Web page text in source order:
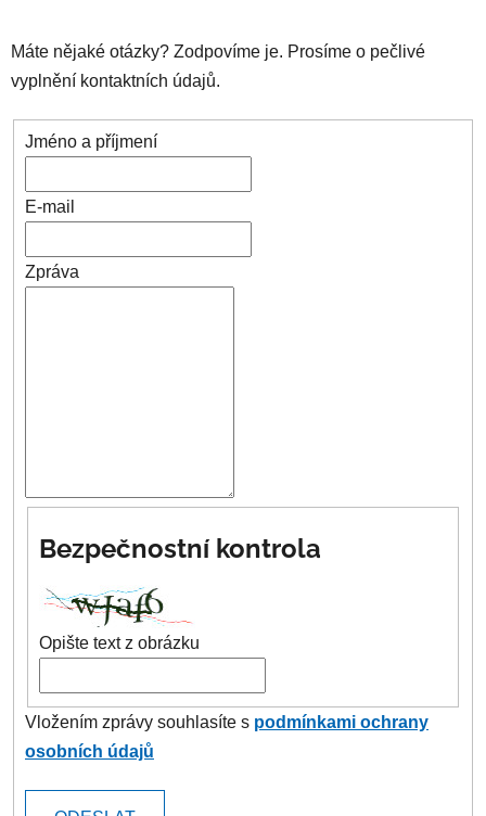
Máte nějaké otázky? Zodpovíme je. Prosíme o pečlivé
vyplnění kontaktních údajů.
Jméno a příjmení
E-mail
Zpráva
Bezpečnostní kontrola
Opište text z obrázku
Vložením zprávy souhlasíte s podmínkami ochrany
osobních údajů